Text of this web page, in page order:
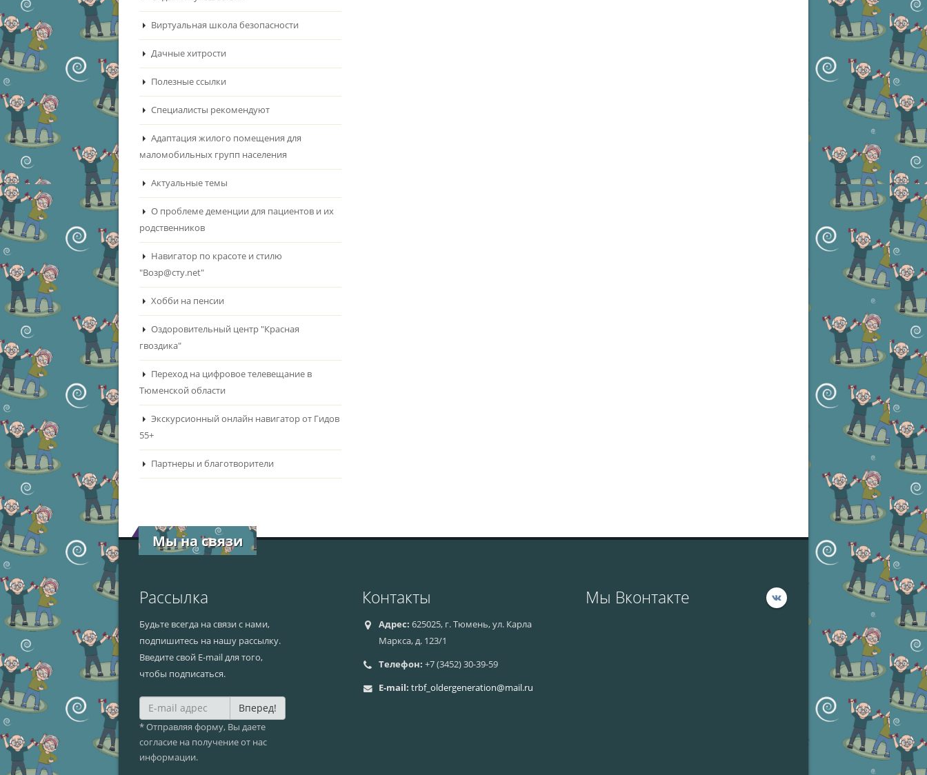
Виртуальная школа безопасности
Дачные хитрости
Полезные ссылки
Специалисты рекомендуют
Адаптация жилого помещения для
маломобильных групп населения
Актуальные темы
О проблеме деменции для пациентов и их
родственников
Навигатор по красоте и стилю
"Возр@сту.net"
Хобби на пенсии
Оздоровительный центр "Красная
гвоздика"
Переход на цифровое телевещание в
Тюменской области
Экскурсионный онлайн навигатор от Гидов
55+
Партнеры и благотворители
Мы на связи
Рассылка
Будьте всегда на связи с нами,
подпишитесь на нашу рассылку.
Введите свой E-mail для того,
чтобы подписаться.
Вперед!
* Отправляя форму, Вы даете
согласие на получение от нас
информации.
Контакты
Адрес: 625025, г. Тюмень, ул. Карла
Маркса, д. 123/1
Телефон: +7 (3452) 30-39-59
E-mail: trbf_oldergeneration@mail.ru
Мы Вконтакте